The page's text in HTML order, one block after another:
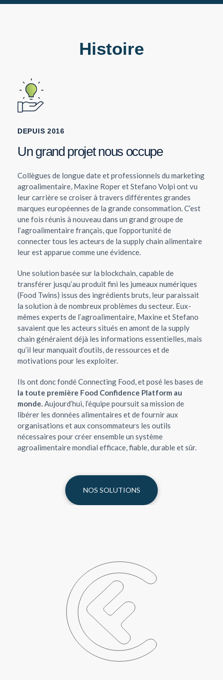
Histoire
DEPUIS 2016
Un grand projet nous occupe
Collègues de longue date et professionnels du marketing
agroalimentaire, Maxine Roper et Stefano Volpi ont vu
leur carrière se croiser à travers différentes grandes
marques européennes de la grande consommation. C’est
une fois réunis à nouveau dans un grand groupe de
l’agroalimentaire français, que l’opportunité de
connecter tous les acteurs de la supply chain alimentaire
leur est apparue comme une évidence.
Une solution basée sur la blockchain, capable de
transférer jusqu’au produit fini les jumeaux numériques
(Food Twins) issus des ingrédients bruts, leur paraissait
la solution à de nombreux problèmes du secteur. Eux-
mêmes experts de l’agroalimentaire, Maxine et Stefano
savaient que les acteurs situés en amont de la supply
chain généraient déjà les informations essentielles, mais
qu’il leur manquait d’outils, de ressources et de
motivations pour les exploiter.
Ils ont donc fondé Connecting Food, et posé les bases de
la toute première Food Confidence Platform au
monde.Aujourd’hui, l’équipe poursuit sa mission de
libérer les données alimentaires et de fournir aux
organisations et aux consommateurs les outils
nécessaires pour créer ensemble un système
agroalimentaire mondial efficace, fiable, durable et sûr.
NOS SOLUTIONS